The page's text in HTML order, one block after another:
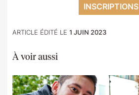
INSCRIPTIONS
ARTICLE ÉDITÉ LE 1 JUIN 2023
À voir aussi